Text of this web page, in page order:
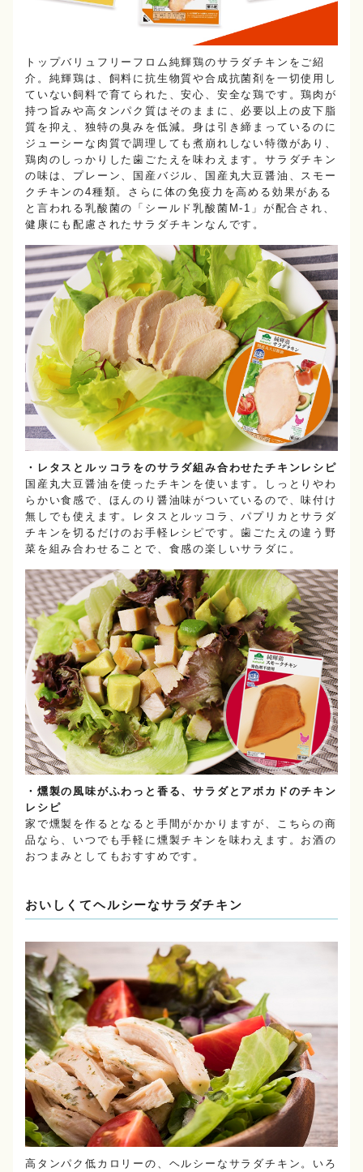
トップバリュフリーフロム純輝鶏のサラダチキンをご紹
介。純輝鶏は、飼料に抗生物質や合成抗菌剤を一切使用し
ていない飼料で育てられた、安心、安全な鶏です。鶏肉が
持つ旨みや高タンパク質はそのままに、必要以上の皮下脂
質を抑え、独特の臭みを低減。身は引き締まっているのに
ジューシーな肉質で調理しても煮崩れしない特徴があり、
鶏肉のしっかりした歯ごたえを味わえます。サラダチキン
の味は、プレーン、国産バジル、国産丸大豆醤油、スモー
クチキンの4種類。さらに体の免疫力を高める効果がある
と言われる乳酸菌の「シールド乳酸菌M-1」が配合され、
健康にも配慮されたサラダチキンなんです。
・レタスとルッコラをのサラダ組み合わせたチキンレシピ
国産丸大豆醤油を使ったチキンを使います。しっとりやわ
らかい食感で、ほんのり醤油味がついているので、味付け
無しでも使えます。レタスとルッコラ、パプリカとサラダ
チキンを切るだけのお手軽レシピです。歯ごたえの違う野
菜を組み合わせることで、食感の楽しいサラダに。
・燻製の風味がふわっと香る、サラダとアボカドのチキン
レシピ
家で燻製を作るとなると手間がかかりますが、こちらの商
品なら、いつでも手軽に燻製チキンを味わえます。お酒の
おつまみとしてもおすすめです。
おいしくてヘルシーなサラダチキン
高タンパク低カロリーの、ヘルシーなサラダチキン。いろ